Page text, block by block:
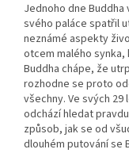
Jednoho dne Buddha
svého paláce spatřil
neznámé aspekty
otcem malého
Buddha chápe, že
rozhodne se proto
všechny. Ve svých
odchází hledat
způsob, jak se od
dlouhém putování se